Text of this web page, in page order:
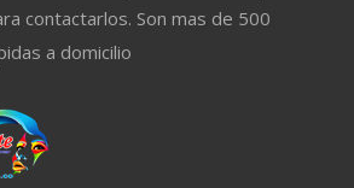
contactarlos. Son mas de 500
a domicilio